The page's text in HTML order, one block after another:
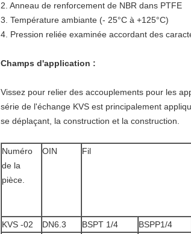
2. Anneau de renforcement de NBR dans PTFE
3. Température ambiante (- 25°C à +125°C)
4. Pression reliée examinée accordant des
Champs d'application :
Vissez pour relier des accouplements pour les
série de l'échange KVS est principalement
se déplaçant, la construction et la construction.
Numéro
de la
pièce.
OIN Fil
KVS -02 DN6.3 BSPT 1/4 BSPP1/4